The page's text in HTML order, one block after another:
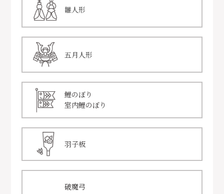
雛人形
五月人形
鯉のぼり
室内鯉のぼり
羽子板
破魔弓